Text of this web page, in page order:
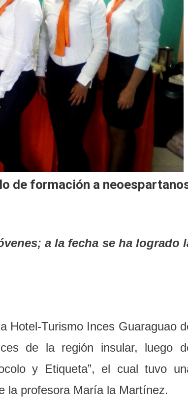
de formación a
a la fecha se ha logrado
Hotel-Turismo Inces Guaraguao
de la región insular, luego
y Etiqueta”, el cual tuvo
la profesora María la Martínez.